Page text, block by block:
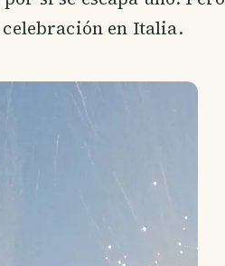
en Italia.